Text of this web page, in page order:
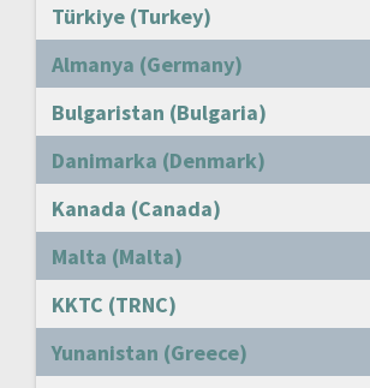
Türkiye (Turkey)
Almanya (Germany)
Bulgaristan (Bulgaria)
Danimarka (Denmark)
Kanada (Canada)
Malta (Malta)
KKTC (TRNC)
Yunanistan (Greece)